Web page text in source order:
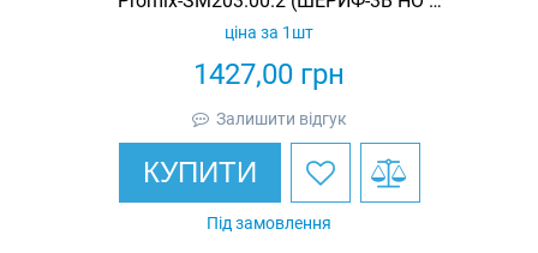
датчик)
1427,00 грн
ціна за 1шт
Залишити відгук
КУПИТИ
Під замовлення